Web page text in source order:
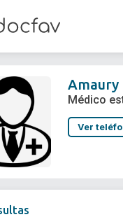
Amaury Gonzalez Llorca
Médico estético
Amaury
Médico
Ver